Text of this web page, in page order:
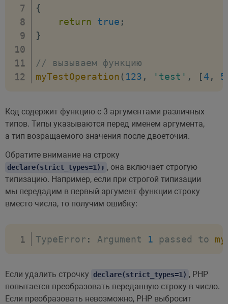
{
return
true ;
}
// вызываем функцию
myTestOperation ( 123 , 'test' , [4 , 5
Код содержит функцию с 3 аргументами различных
типов. Типы указываются перед именем аргумента,
а тип возращаемого значения после двоеточия.
Обратите внимание на строку
declare(strict_types=1); , она включает строгую
типизацию. Например, если при строгой типизации
мы передадим в первый аргумент функции строку
вместо числа, то получим ошибку:
TypeError : Argument 1 passed to
Если удалить строчку declare(strict_types=1) , PHP
попытается преобразовать переданную строку в число.
Если преобразовать невозможно, PHP выбросит